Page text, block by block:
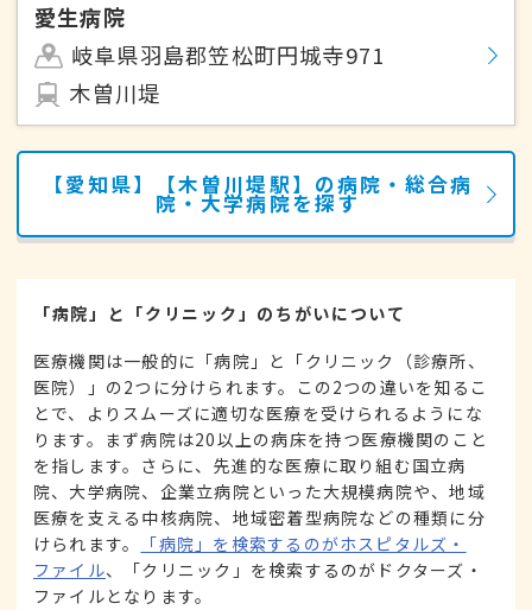
愛生病院
岐阜県羽島郡笠松町円城寺971
木曽川堤
【愛知県】【木曽川堤駅】の病院・総合病
院・大学病院を探す
「病院」と「クリニック」のちがいについて
医療機関は一般的に「病院」と「クリニック（診療所、
医院）」の2つに分けられます。この2つの違いを知るこ
とで、よりスムーズに適切な医療を受けられるようにな
ります。まず病院は20以上の病床を持つ医療機関のこと
を指します。さらに、先進的な医療に取り組む国立病
院、大学病院、企業立病院といった大規模病院や、地域
医療を支える中核病院、地域密着型病院などの種類に分
けられます。
「病院」を検索するのがホスピタルズ・
ファイル、「クリニック」を検索するのがドクターズ・
ファイルとなります。